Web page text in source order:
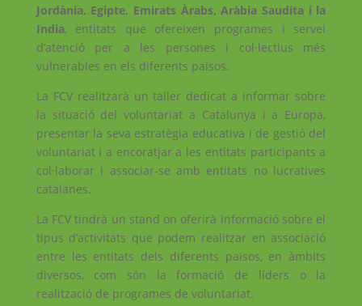
Jordània, Egipte, Emirats Àrabs, Aràbia Saudita i la
India, entitats que ofereixen programes i servei
d’atenció per a les persones i col·lectius més
vulnerables en els diferents països.
La FCV realitzarà un taller dedicat a informar sobre
la situació del voluntariat a Catalunya i a Europa,
presentar la seva estratègia educativa i de gestió del
voluntariat i a encoratjar a les entitats participants a
col·laborar i associar-se amb entitats no lucratives
catalanes.
La FCV tindrà un stand on oferirà informació sobre el
tipus d’activitats que podem realitzar en associació
entre les entitats dels diferents països, en àmbits
diversos, com són la formació de líders o la
realització de programes de voluntariat.